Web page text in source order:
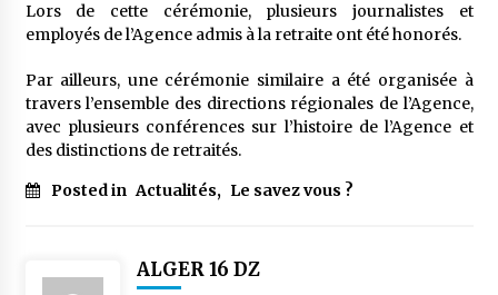
Lors de cette cérémonie, plusieurs journalistes et
employés de l’Agence admis à la retraite ont été honorés.
Par ailleurs, une cérémonie similaire a été organisée à
travers l’ensemble des directions régionales de l’Agence,
avec plusieurs conférences sur l’histoire de l’Agence et
des distinctions de retraités.
Posted in Actualités, Le savez vous ?
ALGER 16 DZ